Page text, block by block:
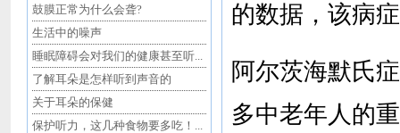
鼓膜正常为什么会聋?
生活中的噪声
睡眠障碍会对我们的健康甚至听...
了解耳朵是怎样听到声音的
关于耳朵的保健
保护听力，这几种食物要多吃！...
的数据，该病
阿尔茨海默氏
多中老年人的